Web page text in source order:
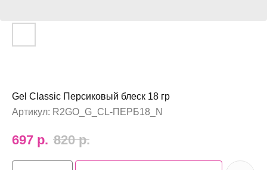
Gel Classic Персиковый блеск 18 гр
Артикул: R2GO_G_CL-ПЕРБ18_N
697 р. 820 р.